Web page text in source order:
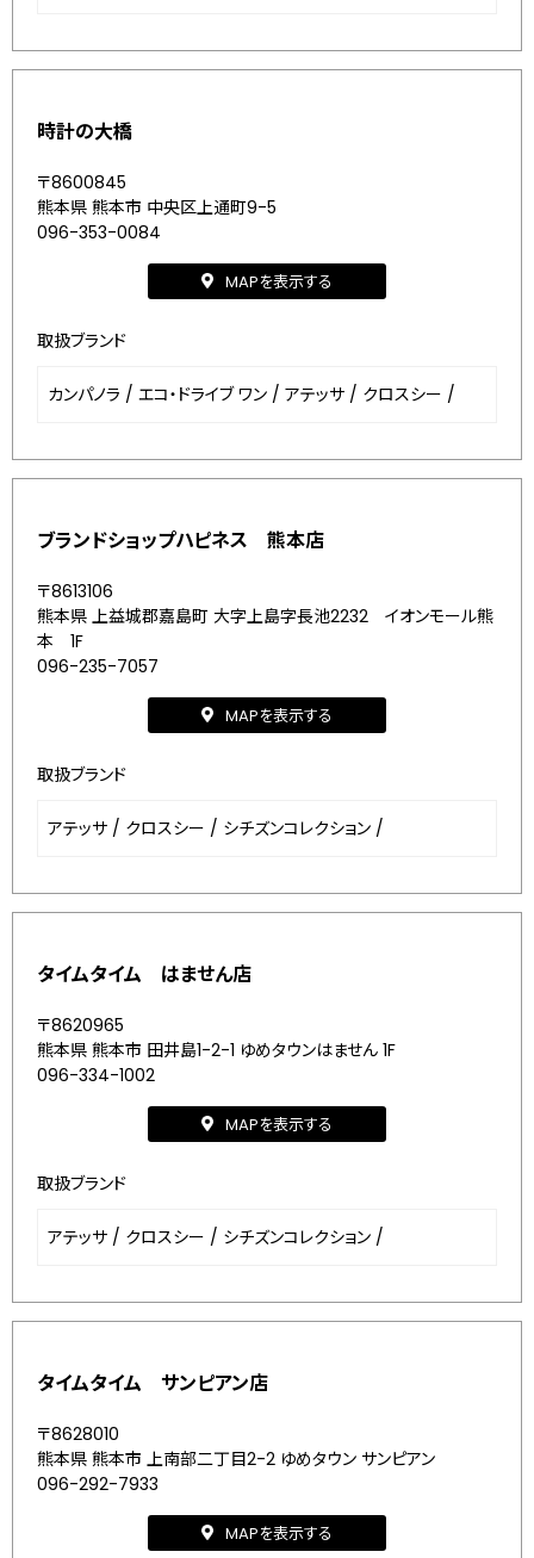
時計の大橋
〒8600845
熊本県 熊本市 中央区上通町9-5
096-353-0084
MAPを表示する
取扱ブランド
カンパノラ / エコ・ドライブ ワン / アテッサ / クロスシー /
ブランドショップハピネス 熊本店
〒8613106
熊本県 上益城郡嘉島町 大字上島字長池2232 イオンモール熊
本 1F
096-235-7057
MAPを表示する
取扱ブランド
アテッサ / クロスシー / シチズンコレクション /
タイムタイム はません店
〒8620965
熊本県 熊本市 田井島1-2-1 ゆめタウンはません 1F
096-334-1002
MAPを表示する
取扱ブランド
アテッサ / クロスシー / シチズンコレクション /
タイムタイム サンピアン店
〒8628010
熊本県 熊本市 上南部二丁目2-2 ゆめタウン サンピアン
096-292-7933
MAPを表示する